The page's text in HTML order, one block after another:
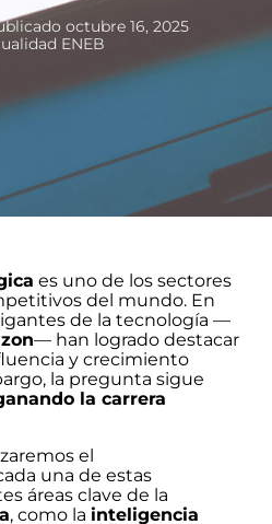
octubre 16, 2025
ENEB
es uno de los sectores
del mundo. En
de la tecnología —
— han logrado destacar
y crecimiento
la pregunta sigue
la carrera
el
una de estas
áreas clave de la
, como la inteligencia